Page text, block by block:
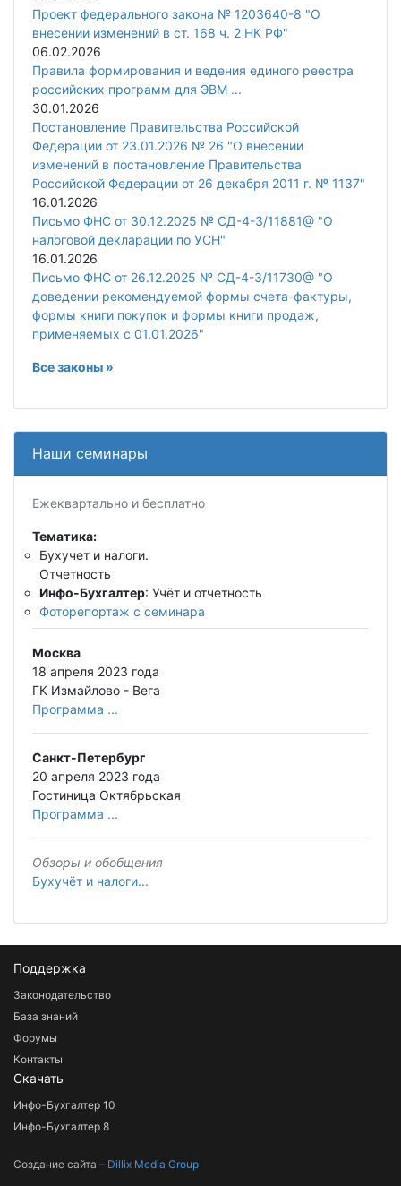
Проект федерального закона № 1203640-8 "О
внесении изменений в ст. 168 ч. 2 НК РФ"
06.02.2026
Правила формирования и ведения единого реестра
российских программ для ЭВМ ...
30.01.2026
Постановление Правительства Российской
Федерации от 23.01.2026 № 26 "О внесении
изменений в постановление Правительства
Российской Федерации от 26 декабря 2011 г. № 1137"
16.01.2026
Письмо ФНС от 30.12.2025 № СД-4-3/11881@ "О
налоговой декларации по УСН"
16.01.2026
Письмо ФНС от 26.12.2025 № СД-4-3/11730@ "О
доведении рекомендуемой формы счета-фактуры,
формы книги покупок и формы книги продаж,
применяемых с 01.01.2026"
Все законы »
Наши семинары
Ежеквартально и бесплатно
Тематика:
Бухучет и налоги.
Отчетность
Инфо-Бухгалтер: Учёт и отчетность
Фоторепортаж с семинара
Москва
18 апреля 2023 года
ГК Измайлово - Вега
Программа ...
Санкт-Петербург
20 апреля 2023 года
Гостиница Октябрьская
Программа ...
Обзоры и обобщения
Бухучёт и налоги...
Поддержка
Законодательство
База знаний
Форумы
Контакты
Скачать
Инфо-Бухгалтер 10
Инфо-Бухгалтер 8
Создание сайта – Dillix Media Group